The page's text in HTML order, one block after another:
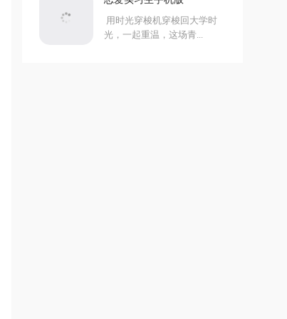
用时光穿梭机穿梭回大学时
光，一起重温，这场青...